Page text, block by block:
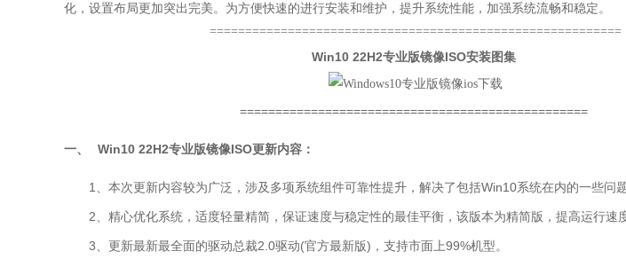
化，设置布局更加突出完美。为方便快速的进行安装和维护，提升系统性能，加强系统流畅和稳定。
==========================================================
Win10 22H2专业版镜像ISO安装图集
=================================================
一、 Win10 22H2专业版镜像ISO更新内容：
1、本次更新内容较为广泛，涉及多项系统组件可靠性提升，解决了包括Win10系统在内的一些问题
2、精心优化系统，适度轻量精简，保证速度与稳定性的最佳平衡，该版本为精简版，提高运行速度
3、更新最新最全面的驱动总裁2.0驱动(官方最新版)，支持市面上99%机型。